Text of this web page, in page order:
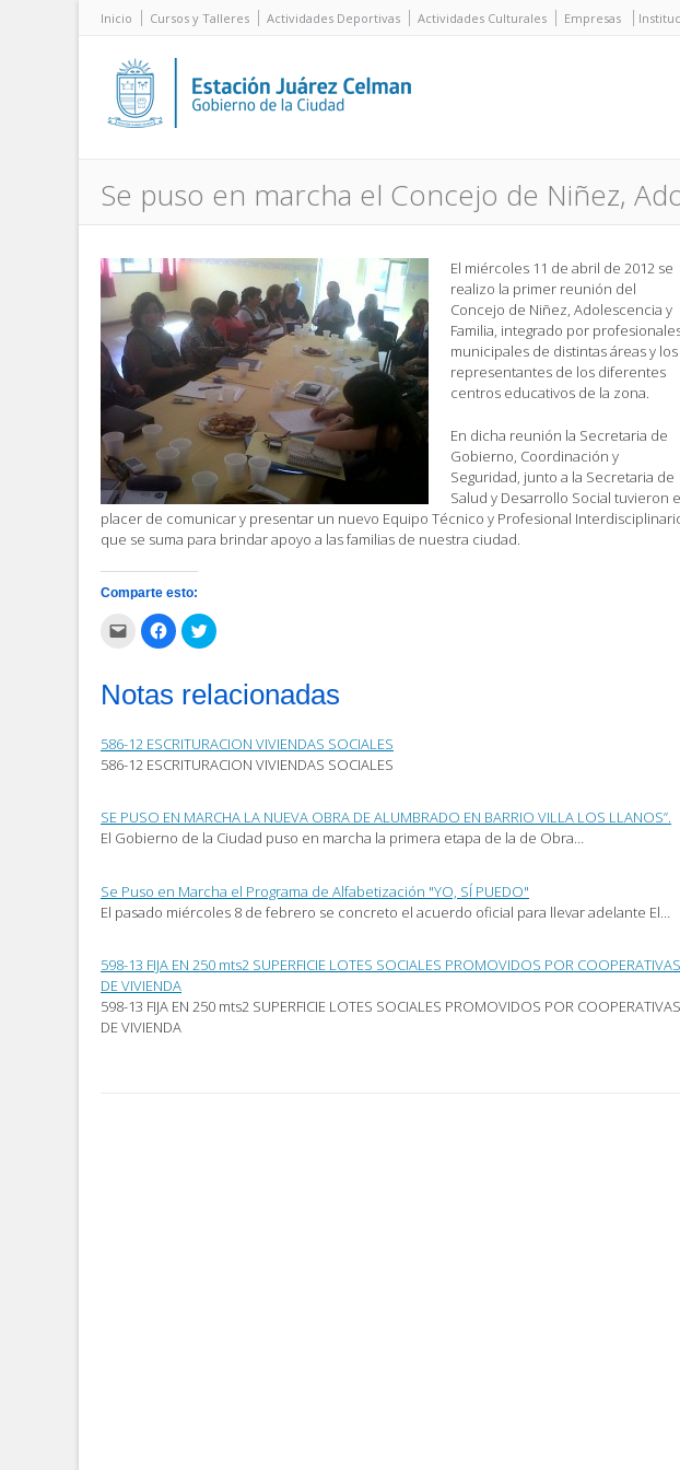
Inicio Cursos y Talleres Actividades Deportivas Actividades Culturales Empresas
Se puso en marcha el Concejo de Niñez,
El miércoles 11 de abril de 2012 se
realizo la primer reunión del
Concejo de Niñez, Adolescencia y
Familia, integrado por
municipales de distintas áreas y los
representantes de los diferentes
centros educativos de la zona.
En dicha reunión la Secretaria de
Gobierno, Coordinación y
Seguridad, junto a la Secretaria de
Salud y Desarrollo Social tuvieron
placer de comunicar y presentar un nuevo Equipo Técnico y Profesional
que se suma para brindar apoyo a las familias de nuestra ciudad.
Comparte esto:
Haz
clic
para
correo
electrónico
amigo
(Se
abre
ventana
nueva)
Haz
clic
para
Facebook
(Se
una
ventana
nueva)
Haz
clic
en
Twitter
(Se
una
ventana
nueva)
Notas relacionadas
586-12 ESCRITURACION VIVIENDAS SOCIALES
586-12 ESCRITURACION VIVIENDAS SOCIALES
SE PUSO EN MARCHA LA NUEVA OBRA DE ALUMBRADO EN BARRIO VILLA LOS LLANOS”.
El Gobierno de la Ciudad puso en marcha la primera etapa de la de Obra…
Se Puso en Marcha el Programa de Alfabetización "YO, SÍ PUEDO"
El pasado miércoles 8 de febrero se concreto el acuerdo oficial para llevar adelante El…
598-13 FIJA EN 250 mts2 SUPERFICIE LOTES SOCIALES PROMOVIDOS POR COOPERATIVAS
DE VIVIENDA
598-13 FIJA EN 250 mts2 SUPERFICIE LOTES SOCIALES PROMOVIDOS POR COOPERATIVAS
DE VIVIENDA